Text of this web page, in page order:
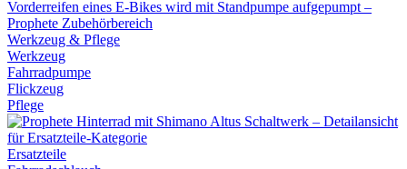
Werkzeug & Pflege
Werkzeug
Fahrradpumpe
Flickzeug
Pflege
Ersatzteile